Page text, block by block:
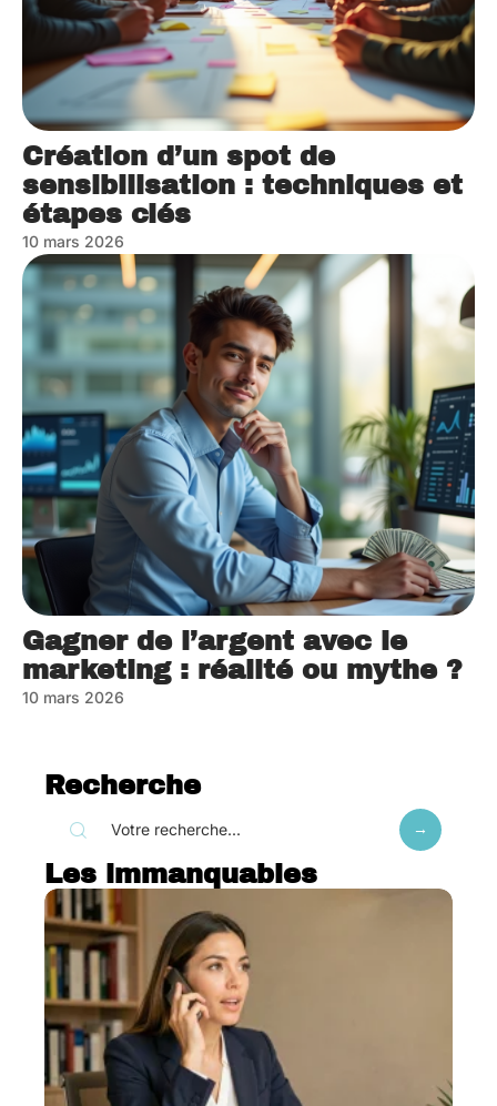
Création d’un spot de
sensibilisation : techniques et
étapes clés
10 mars 2026
Gagner de l’argent avec le
marketing : réalité ou mythe ?
10 mars 2026
Recherche
Les immanquables